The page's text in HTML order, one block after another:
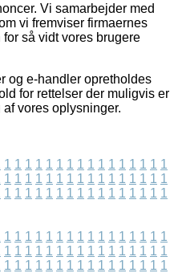
Vi samarbejder med
vi fremviser firmaernes
så vidt vores brugere
og e-handler opretholdes
for rettelser der muligvis er
vores oplysninger.
1 1 1 1 1 1 1 1 1 1 1 1 1 1 1 1
1 1 1 1 1 1 1 1 1 1 1 1 1 1 1 1
1 1 1 1 1 1 1 1 1 1 1 1 1 1 1 1
1 1 1 1 1 1 1 1 1 1 1 1 1 1 1 1
1 1 1 1 1 1 1 1 1 1 1 1 1 1 1 1
1 1 1 1 1 1 1 1 1 1 1 1 1 1 1 1